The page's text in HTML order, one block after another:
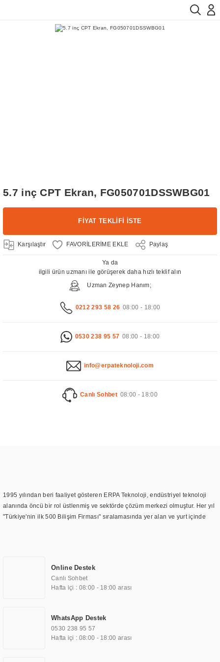
5.7 inç CPT Ekran, FG050701DSSWBG01
FİYAT TEKLİFİ İSTE
Karşılaştır Paylaş
Ya da
ilgili ürün uzmanı ile görüşerek daha hızlı teklif alın
Uzman Zeynep Hanım;
0212 293 58 26 08:00 - 18:00
0530 238 95 57 08:00 - 18:00
info@erpateknoloji.com
Canlı Sohbet 08:00 - 18:00
1995 yılından beri faaliyet gösteren ERPA Teknoloji, endüstriyel teknoloji
alanında öncü bir rol üstlenmiş ve sektörde çözüm merkezi olmuştur. Her yıl
"Türkiye'nin ilk 500 Bilişim Firması" sıralamasında yer alan ve yurt içinde
TOCHI markası altında kendi ürettiği ürünlerde kullanmıştır. Günümüzde
TOCHI; videowall, digital signage, kiosk, totem, akıllı durak ekranı, araç içi
ekran, asansör ekranı, digital menüboard, marin ekran, medikal ekran,
ekranları, endüstriyel ekranlar, kapı önü bilgi ekranları, panel PC,
endüstriyel Panel PC, mini PC, endüstriyel mini PC ve akıllı bina sistemleri
gibi çözümleri 4.5" ile 110” boyutları arasında üretebilirken, ayrıca standart
Online Destek
Canlı Sohbet
Hafta içi : 08:00 - 18:00 arası
WhatsApp Destek
0530 238 95 57
Hafta içi : 08:00 - 18:00 arası